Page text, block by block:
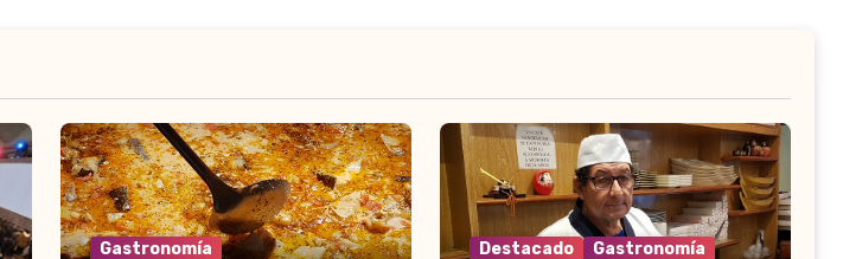
Gastronomía Destacado Gastronomía